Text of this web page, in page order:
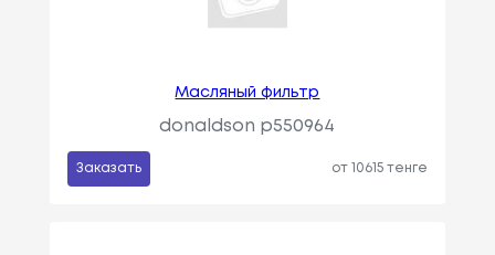
Масляный фильтр
donaldson p550964
Заказать от 10615 тенге